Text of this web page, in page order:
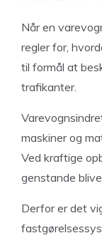
Når en
regler for,
til formål at
trafikanter.
maskiner og
Ved kraftige
genstande
Derfor er det